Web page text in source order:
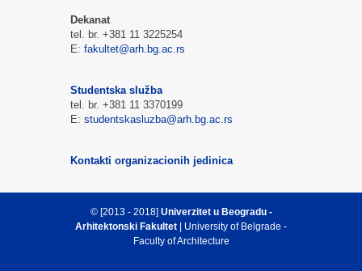
Dekanat
tel. br. +381 11 3225254
E: fakultet@arh.bg.ac.rs
Studentska služba
tel. br. +381 11 3370199
E: studentskasluzba@arh.bg.ac.rs
Kontakti organizacionih jedinica
© [2013 - 2018] Univerzitet u Beogradu -
Arhitektonski Fakultet | University of Belgrade -
Faculty of Architecture